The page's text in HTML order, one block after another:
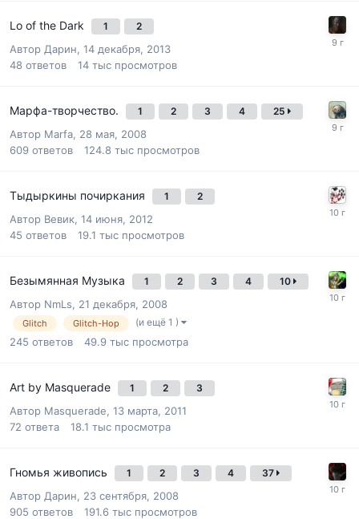
Lo of the Dark 1 2
Автор Дарин, 14 декабря, 2013
48 ответов 14 тыс просмотров
Марфа-творчество. 1 2 3 4 25
Автор Marfa, 28 мая, 2008
609 ответов 124.8 тыс просмотров
Тыдыркины почиркания 1 2
Автор Вевик, 14 июня, 2012
45 ответов 19.1 тыс просмотров
Безымянная Музыка 1 2 3 4 10
Автор NmLs, 21 декабря, 2008
Glitch Glitch-Hop (и ещё 1 )
245 ответов 49.9 тыс просмотра
Art by Masquerade 1 2 3
Автор Masquerade, 13 марта, 2011
72 ответа 18.1 тыс просмотра
Гномья живопись 1 2 3 4 37
Автор Дарин, 23 сентября, 2008
905 ответов 191.6 тыс просмотров